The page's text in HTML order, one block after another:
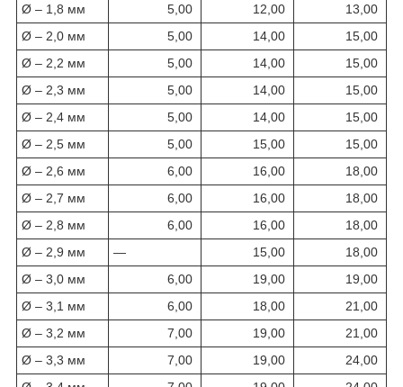
Ø – 1,8 мм
5,00 12,00
13,00
Ø – 2,0 мм
5,00 14,00
15,00
Ø – 2,2 мм
5,00 14,00
15,00
Ø – 2,3 мм
5,00 14,00
15,00
Ø – 2,4 мм
5,00 14,00
15,00
Ø – 2,5 мм
5,00 15,00
15,00
Ø – 2,6 мм
6,00 16,00
18,00
Ø – 2,7 мм
6,00 16,00
18,00
Ø – 2,8 мм
6,00 16,00
18,00
Ø – 2,9 мм
— 15,00
18,00
Ø – 3,0 мм
6,00 19,00
19,00
Ø – 3,1 мм
6,00 18,00
21,00
Ø – 3,2 мм
7,00 19,00
21,00
Ø – 3,3 мм
7,00 19,00
24,00